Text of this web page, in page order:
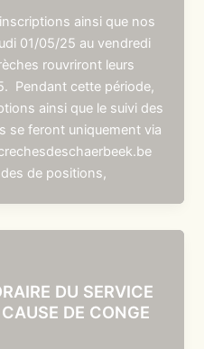
ainsi que nos
01/05/25 au vendredi
rouvriront leurs
Pendant cette période,
ainsi que le suivi des
se feront uniquement via
de positions,
DU SERVICE
DE CONGE